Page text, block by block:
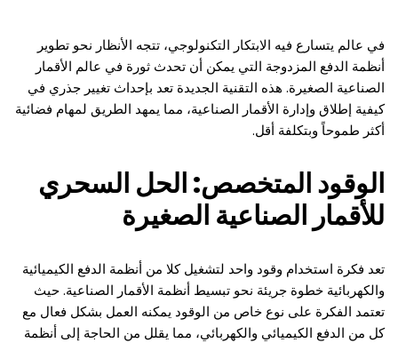
في عالم يتسارع فيه الابتكار التكنولوجي، تتجه الأنظار نحو تطوير
أنظمة الدفع المزدوجة التي يمكن أن تحدث ثورة في عالم الأقمار
الصناعية الصغيرة. هذه التقنية الجديدة تعد بإحداث تغيير جذري في
كيفية إطلاق وإدارة الأقمار الصناعية، مما يمهد الطريق لمهام فضائية
أكثر طموحاً وبتكلفة أقل.
الوقود المتخصص: الحل السحري
للأقمار الصناعية الصغيرة
تعد فكرة استخدام وقود واحد لتشغيل كلا من أنظمة الدفع الكيميائية
والكهربائية خطوة جريئة نحو تبسيط أنظمة الأقمار الصناعية. حيث
تعتمد الفكرة على نوع خاص من الوقود يمكنه العمل بشكل فعال مع
كل من الدفع الكيميائي والكهربائي، مما يقلل من الحاجة إلى أنظمة